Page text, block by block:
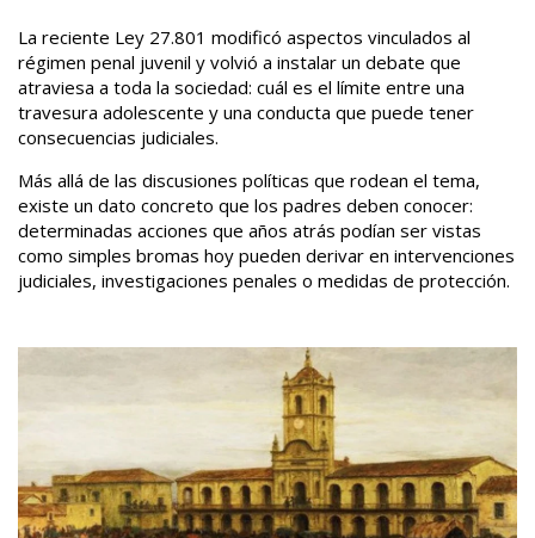
La reciente Ley 27.801 modificó aspectos vinculados al
régimen penal juvenil y volvió a instalar un debate que
atraviesa a toda la sociedad: cuál es el límite entre una
travesura adolescente y una conducta que puede tener
consecuencias judiciales.
Más allá de las discusiones políticas que rodean el tema,
existe un dato concreto que los padres deben conocer:
determinadas acciones que años atrás podían ser vistas
como simples bromas hoy pueden derivar en intervenciones
judiciales, investigaciones penales o medidas de protección.